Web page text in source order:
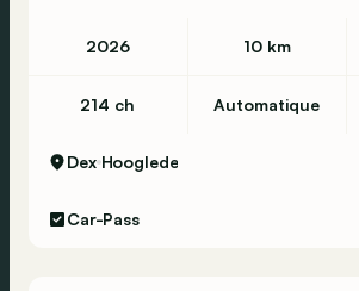
2026 10 km
214 ch Automatique
Dex Hooglede
Car-Pass